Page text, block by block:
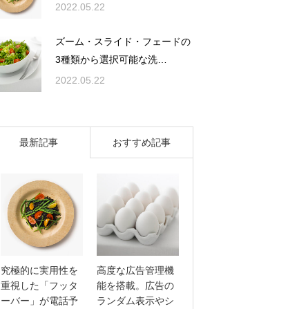
2022.05.22
ズーム・スライド・フェードの
3種類から選択可能な洗…
2022.05.22
最新記事 おすすめ記事
究極的に実用性を
重視した「フッタ
ーバー」が電話予
高度な広告管理機
能を搭載。広告の
ランダム表示やシ